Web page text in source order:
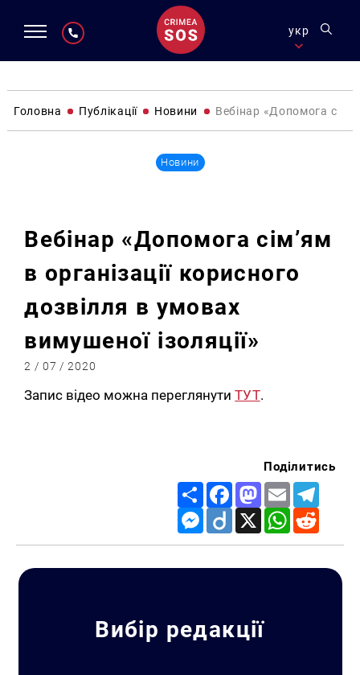
укр
Головна Публікації Новини Вебінар «Допомога
Новини
Вебінар «Допомога сім’ям
в організації корисного
дозвілля в умовах
вимушеної ізоляції»
2 / 07 / 2020
Запис відео можна переглянутиТУТ.
Поділитись
Share FacebookMastodon
Email
Messenger
Diigo X WhatsApp
Вибір редакції